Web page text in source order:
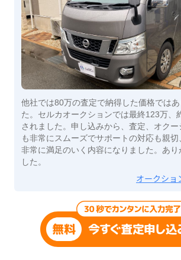
他社では80万の査定で納得した価格では
た。セルカオークションでは最終123万、
されました。申し込みから、査定、オク
も非常にスムーズでサポートの対応も親切
非常に満足のいく内容になりました。あり
した。
オークショ